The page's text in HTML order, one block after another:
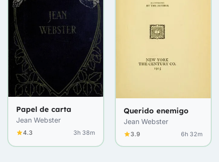
Papel de carta
Jean Webster
4.3 3h 38m
Querido enemigo
Jean Webster
3.9 6h 32m